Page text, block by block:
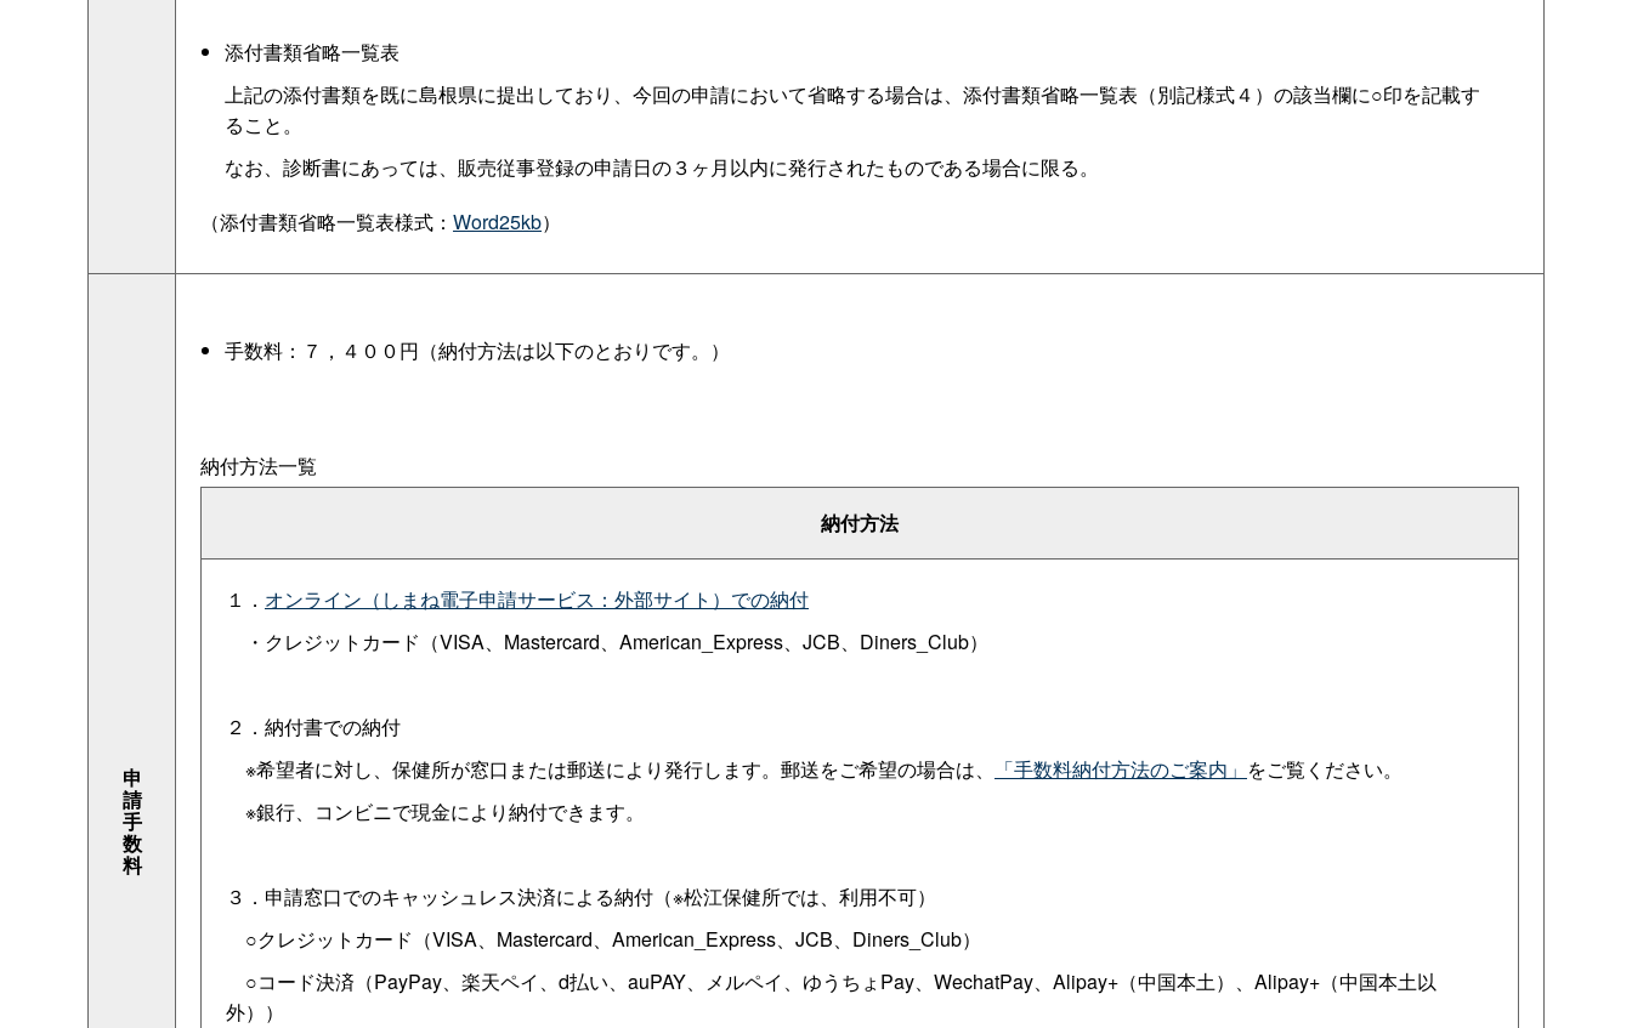
添付書類省略一覧表
上記の添付書類を既に島根県に提出しており、今回の申請において省略する場合は、添付書類省略一覧表（別記様式４）の該当欄に○印を記載す
ること。
なお、診断書にあっては、販売従事登録の申請日の３ヶ月以内に発行されたものである場合に限る。
（添付書類省略一覧表様式： Word25kb）
申
請
手
数
料
手数料：７，４００円（納付方法は以下のとおりです。）
納付方法一覧
納付方法
１． オンライン（しまね電子申請サービス：外部サイト）での納付
・クレジットカード（VISA、Mastercard、American_Express、JCB、Diners_Club）
２．納付書での納付
※希望者に対し、保健所が窓口または郵送により発行します。郵送をご希望の場合は、
「手数料納付方法のご案内」 をご覧ください。
※銀行、コンビニで現金により納付できます。
３．申請窓口でのキャッシュレス決済による納付（※松江保健所では、利用不可）
○クレジットカード（VISA、Mastercard、American_Express、JCB、Diners_Club）
○コード決済（PayPay、楽天ペイ、d払い、auPAY、メルペイ、ゆうちょPay、WechatPay、Alipay+（中国本土）、Alipay+（中国本土以
外））